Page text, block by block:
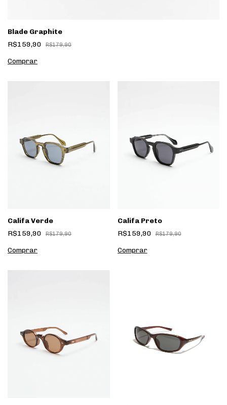
Blade Graphite
R$159,90
R$179,90
Califa Verde
R$159,90
R$179,90
Califa Preto
R$159,90
R$179,90